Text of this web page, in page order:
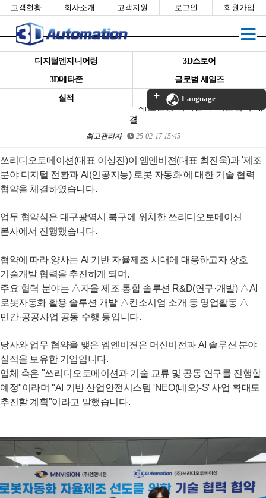
Language
고객현황 회사소개 고객지원 로그인 회원가입
디지털엔지니어링
3D스토어
3D메타존
글로벌 세일즈
실적
기사-엠엔비젼-쓰리디오토메이션,
'제조현장 디지털화' 기술협력 체
결
최고관리자 25-02-17 15:45
쓰리디오토메이션(대표 이상진)이 엠엔비젼(대표 최진욱)과 '제조
분야 디지털 전환과 AI(인공지능) 로봇 자동화'에 대한 기술 협력
협약을 체결하였습니다.
업무 협약식은 대구광역시 북구에 위치한 쓰리디오토메이션
본사에서 진행했습니다.
협약에 따라 양사는 AI 기반 자율제조 시대에 대응하고자 상호
기술개발 협력을 추진하게 되며,
주요 협력 분야는 △자율 제조 통합 솔루션 R&D(연구·개발) △AI
로봇자동화 활용 솔루션 개발 △컨소시엄 소개 등 영업활동 △
민간·공공사업 공동 수행 등입니다.
당사와 업무 협약을 맺은 엠엔비젼은 머신비전과 AI 솔루션 분야
실적을 보유한 기업입니다.
업체 측은 "쓰리디오토메이션과 기술 교류 및 공동 연구를 진행할
예정"이라며 "AI 기반 산업안전시스템 'NEO(네오)-S' 사업 확대도
추진할 계획"이라고 말했습니다.